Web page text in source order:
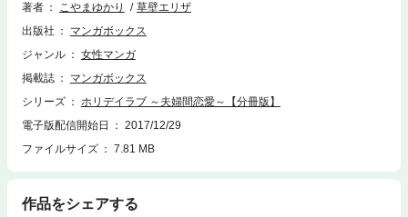
著者
こやまゆかり
草壁エリザ
出版社
マンガボックス
ジャンル
女性マンガ
掲載誌
マンガボックス
シリーズ
ホリデイラブ ～夫婦間恋愛～【分冊版】
電子版配信開始日
2017/12/29
ファイルサイズ
7.81 MB
作品をシェアする